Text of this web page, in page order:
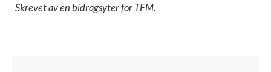
Skrevet av en bidragsyter for TFM.